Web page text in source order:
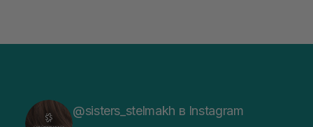
@sisters_stelmakh в Instagram